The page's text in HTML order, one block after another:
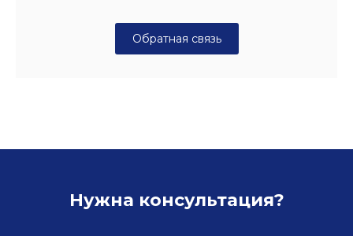
Обратная связь
Нужна консультация?